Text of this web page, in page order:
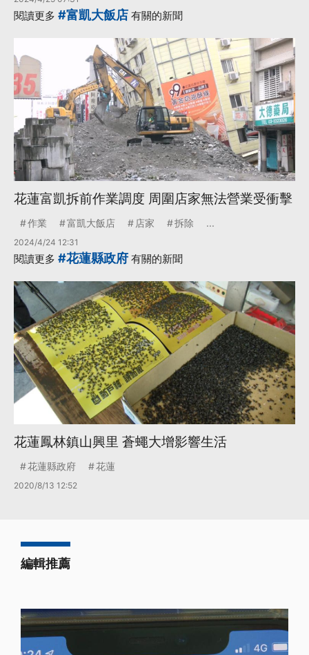
閱讀更多 #富凱大飯店 有關的新聞
花蓮富凱拆前作業調度 周圍店家無法營業受衝擊
作業 富凱大飯店 店家 拆除 ...
2024/4/24 12:31
閱讀更多 #花蓮縣政府 有關的新聞
花蓮鳳林鎮山興里 蒼蠅大增影響生活
花蓮縣政府 花蓮
2020/8/13 12:52
編輯推薦